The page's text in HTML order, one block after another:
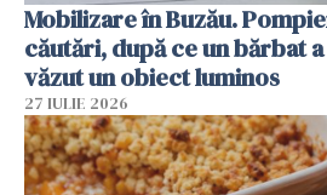
Mobilizare în Buzău.
căutări, după ce un bărbat a
văzut un obiect luminos
27 IULIE 2026